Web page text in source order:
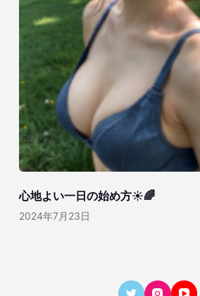
心地よい一日の始め方☀️🌈
2024年7月23日